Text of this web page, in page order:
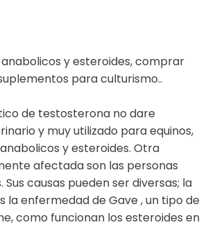
y esteroides, comprar
para culturismo..
de testosterona no dare
y muy utilizado para equinos,
y esteroides. Otra
afectada son las personas
causas pueden ser diversas; la
la enfermedad de Gave , un tipo de
como funcionan los esteroides en